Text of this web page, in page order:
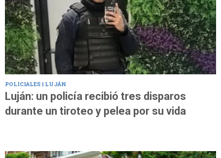
POLICIALES | LUJÁN
Luján: un policía recibió tres disparos
durante un tiroteo y pelea por su vida